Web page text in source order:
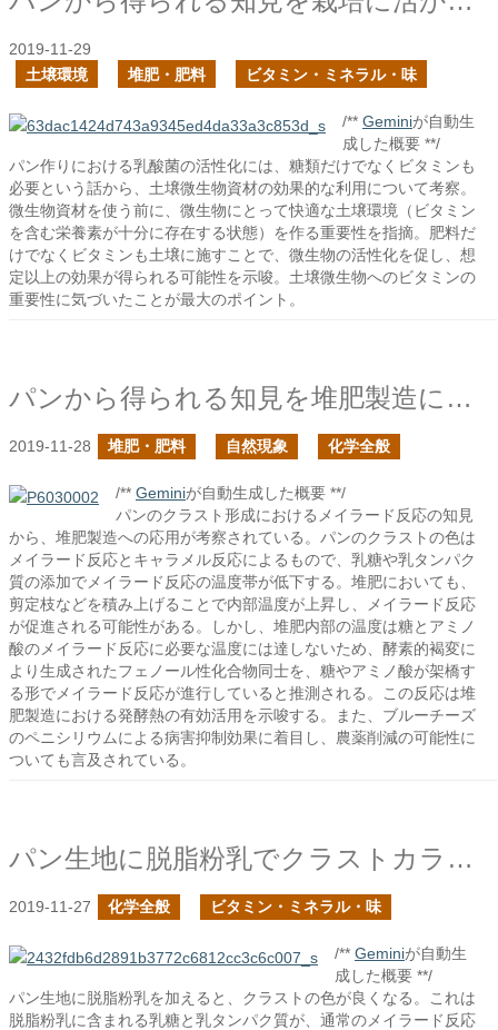
2019-11-29
土壌環境
堆肥・肥料 ビタミン・ミネラル・味
/** Geminiが自動生
成した概要 **/
パン作りにおける乳酸菌の活性化には、糖類だけでなくビタミンも
必要という話から、土壌微生物資材の効果的な利用について考察。
微生物資材を使う前に、微生物にとって快適な土壌環境（ビタミン
を含む栄養素が十分に存在する状態）を作る重要性を指摘。肥料だ
けでなくビタミンも土壌に施すことで、微生物の活性化を促し、想
定以上の効果が得られる可能性を示唆。土壌微生物へのビタミンの
重要性に気づいたことが最大のポイント。
パンから得られる知見を堆肥製造に活かせるか？
2019-11-28 堆肥・肥料 自然現象 化学全般
/** Geminiが自動生成した概要 **/
パンのクラスト形成におけるメイラード反応の知見
から、堆肥製造への応用が考察されている。パンのクラストの色は
メイラード反応とキャラメル反応によるもので、乳糖や乳タンパク
質の添加でメイラード反応の温度帯が低下する。堆肥においても、
剪定枝などを積み上げることで内部温度が上昇し、メイラード反応
が促進される可能性がある。しかし、堆肥内部の温度は糖とアミノ
酸のメイラード反応に必要な温度には達しないため、酵素的褐変に
より生成されたフェノール性化合物同士を、糖やアミノ酸が架橋す
る形でメイラード反応が進行していると推測される。この反応は堆
肥製造における発酵熱の有効活用を示唆する。また、ブルーチーズ
のペニシリウムによる病害抑制効果に着目し、農薬削減の可能性に
ついても言及されている。
パン生地に脱脂粉乳でクラストカラーの改善
2019-11-27 化学全般 ビタミン・ミネラル・味
/** Geminiが自動生
成した概要 **/
パン生地に脱脂粉乳を加えると、クラストの色が良くなる。これは
脱脂粉乳に含まれる乳糖と乳タンパク質が、通常のメイラード反応